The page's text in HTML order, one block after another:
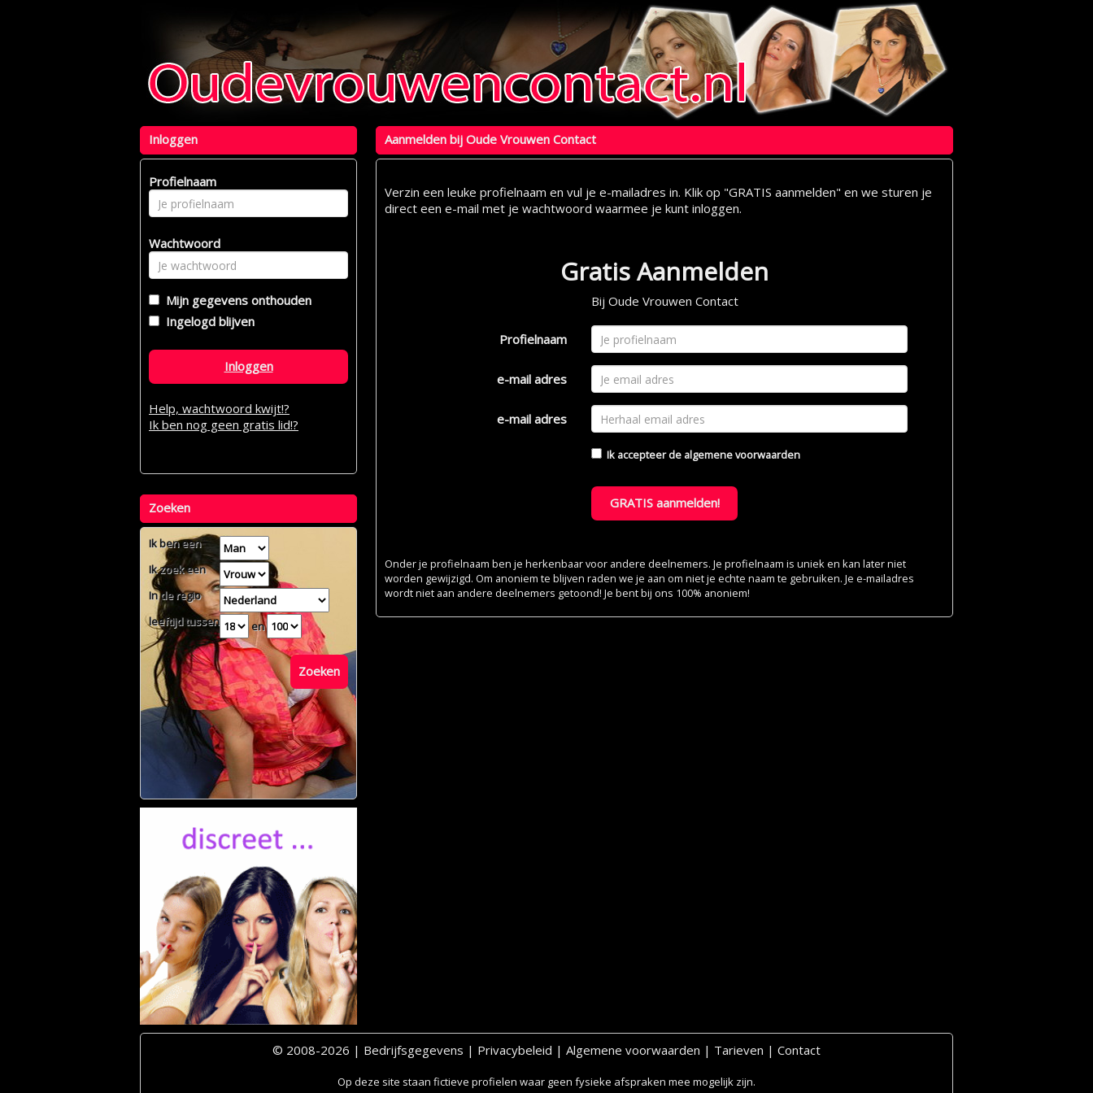
Aanmelden bij Oude Vrouwen Contact
Verzin een leuke profielnaam en vul je e-mailadres in. Klik op "GRATIS aanmelden" en we sturen je
direct een e-mail met je wachtwoord waarmee je kunt inloggen.
Gratis Aanmelden
Bij Oude Vrouwen Contact
Profielnaam
e-mail adres
e-mail adres
Ik accepteer de algemene voorwaarden
GRATIS aanmelden!
Onder je profielnaam ben je herkenbaar voor andere deelnemers. Je profielnaam is uniek en kan later niet
worden gewijzigd. Om anoniem te blijven raden we je aan om niet je echte naam te gebruiken. Je e-mailadres
wordt niet aan andere deelnemers getoond! Je bent bij ons 100% anoniem!
Inloggen
Profielnaam
Wachtwoord
Mijn gegevens onthouden
Ingelogd blijven
Inloggen
Help, wachtwoord kwijt!?
Ik ben nog geen gratis lid!?
Zoeken
Ik ben een
Ik zoek een
In de regio
leeftijd tussen
en
Zoeken
© 2008-2026 | Bedrijfsgegevens | Privacybeleid | Algemene voorwaarden | Tarieven | Contact
Op deze site staan fictieve profielen waar geen fysieke afspraken mee mogelijk zijn.